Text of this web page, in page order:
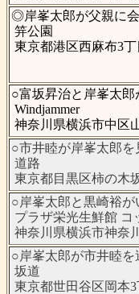
◎岸峯太郎が父親に
笄公園
東京都港区西麻布3丁
○富坂昇治と岸峯太
Windjammer
神奈川県横浜市中区
○市井睦が岸峯太郎
道路
東京都目黒区柿の木
○岸峯太郎と黒崎裕が
プラザ栄光生鮮館 コ
神奈川県横浜市神奈
○岸峯太郎が市井睦
坂道
東京都世田谷区岡本3